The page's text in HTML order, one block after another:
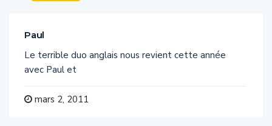
Paul
Le terrible duo anglais nous revient cette année
avec Paul et
mars 2, 2011